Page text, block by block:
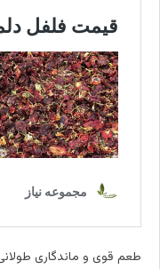
طعم قوی و ماندگاری